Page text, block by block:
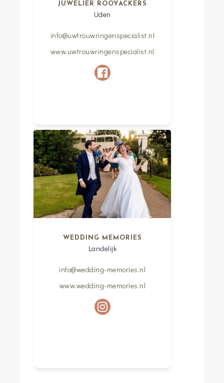
JUWELIER ROOYACKERS
Uden
info@uwtrouwringenspecialist.nl
www.uwtrouwringenspecialist.nl
WEDDING MEMORIES
Landelijk
info@wedding-memories.nl
www.wedding-memories.nl